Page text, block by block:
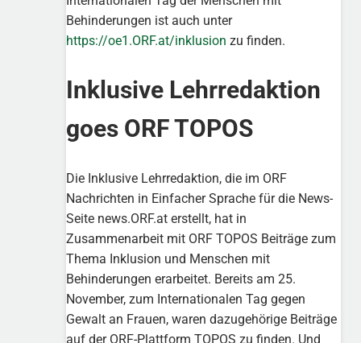
Behinderungen ist auch unter
https://oe1.ORF.at/inklusion zu finden.
Inklusive Lehrredaktion
goes ORF TOPOS
Die Inklusive Lehrredaktion, die im ORF
Nachrichten in Einfacher Sprache für die News-
Seite news.ORF.at erstellt, hat in
Zusammenarbeit mit ORF TOPOS Beiträge zum
Thema Inklusion und Menschen mit
Behinderungen erarbeitet. Bereits am 25.
November, zum Internationalen Tag gegen
Gewalt an Frauen, waren dazugehörige Beiträge
auf der ORF-Plattform TOPOS zu finden. Und